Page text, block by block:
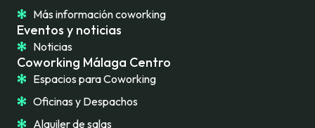
Coworking Málaga Centro
Espacios para Coworking
Oficinas y Despachos
Alquiler de salas
Más información coworking
Eventos y noticias
Noticias